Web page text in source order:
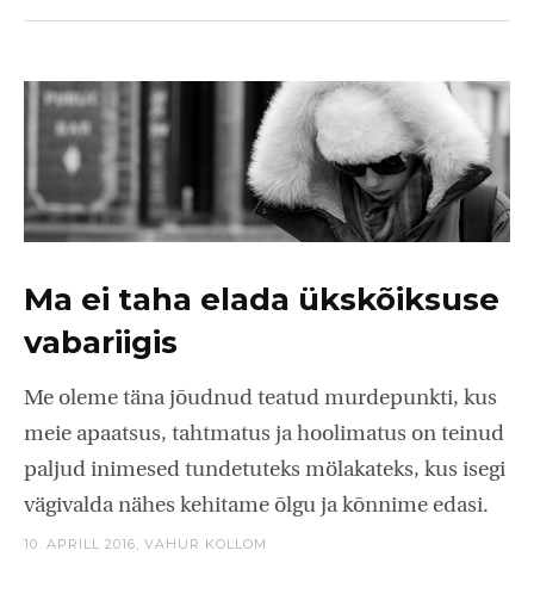
Ma ei taha elada ükskõiksuse
vabariigis
Me oleme täna jõudnud teatud murdepunkti, kus
meie apaatsus, tahtmatus ja hoolimatus on teinud
paljud inimesed tundetuteks mölakateks, kus isegi
vägivalda nähes kehitame õlgu ja kõnnime edasi.
10. APRILL 2016, VAHUR KOLLOM